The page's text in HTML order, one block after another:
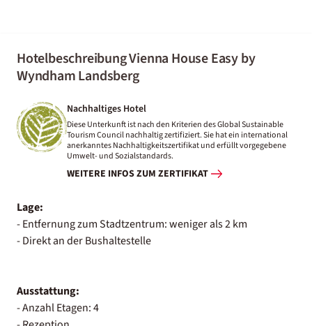
Hotelbeschreibung Vienna House Easy by
Wyndham Landsberg
Nachhaltiges Hotel
Diese Unterkunft ist nach den Kriterien des Global Sustainable
Tourism Council nachhaltig zertifiziert. Sie hat ein international
anerkanntes Nachhaltigkeitszertifikat und erfüllt vorgegebene
Umwelt- und Sozialstandards.
WEITERE INFOS ZUM ZERTIFIKAT
Lage:
- Entfernung zum Stadtzentrum: weniger als 2 km
- Direkt an der Bushaltestelle
Ausstattung:
- Anzahl Etagen: 4